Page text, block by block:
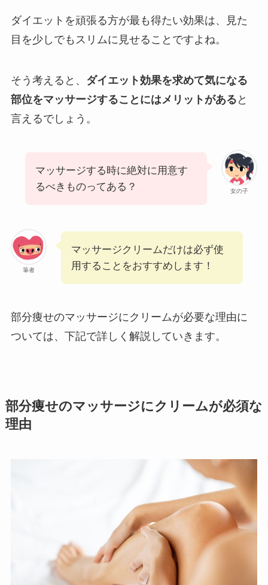
ダイエットを頑張る方が最も得たい効果は、見た
目を少しでもスリムに見せることですよね。
そう考えると、 ダイエット効果を求めて気になる
部位をマッサージすることにはメリットがある と
言えるでしょう。
女の子
マッサージする時に絶対に用意す
るべきものってある？
筆者
マッサージクリームだけは必ず使
用することをおすすめします！
部分痩せのマッサージにクリームが必要な理由に
ついては、下記で詳しく解説していきます。
部分痩せのマッサージにクリームが必須な
理由